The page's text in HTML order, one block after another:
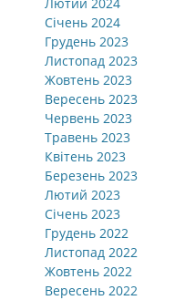
Січень 2024
Грудень 2023
Листопад 2023
Жовтень 2023
Вересень 2023
Червень 2023
Травень 2023
Квітень 2023
Березень 2023
Лютий 2023
Січень 2023
Грудень 2022
Листопад 2022
Жовтень 2022
Вересень 2022